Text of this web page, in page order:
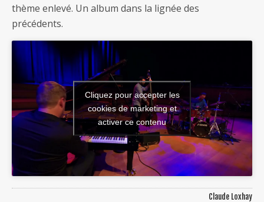
thème enlevé. Un album dans la lignée des
précédents.
Cliquez pour accepter les
cookies de marketing et
activer ce contenu
Claude Loxhay